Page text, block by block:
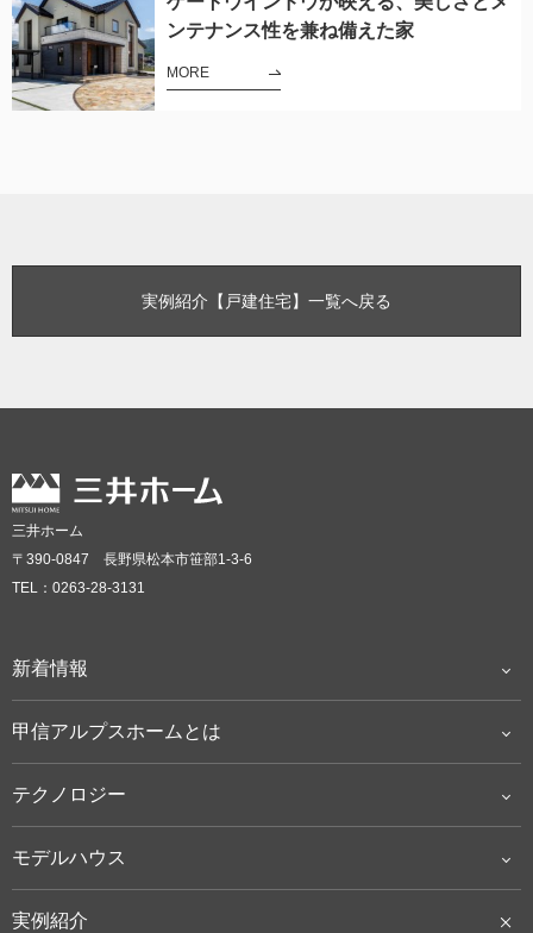
ンテナンス性を兼ね備えた家
MORE
実例紹介【戸建住宅】一覧へ戻る
三井ホーム
〒390-0847 長野県松本市笹部1-3-6
TEL：0263-28-3131
新着情報
甲信アルプスホームとは
テクノロジー
モデルハウス
実例紹介